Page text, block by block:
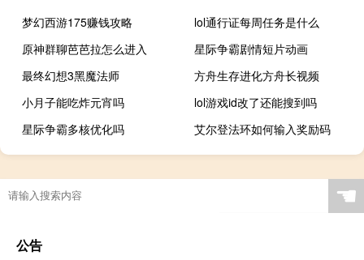
梦幻西游175赚钱攻略
lol通行证每周任务是什么
原神群聊芭芭拉怎么进入
星际争霸剧情短片动画
最终幻想3黑魔法师
方舟生存进化方舟长视频
小月子能吃炸元宵吗
lol游戏id改了还能搜到吗
星际争霸多核优化吗
艾尔登法环如何输入奖励码
☚
公告